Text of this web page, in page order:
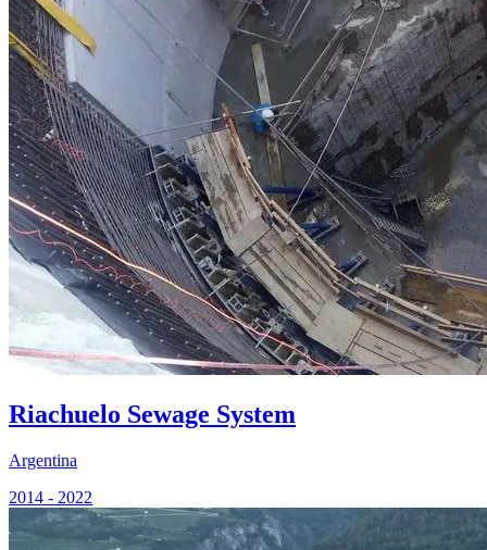
Riachuelo Sewage System
Argentina
2014 - 2022